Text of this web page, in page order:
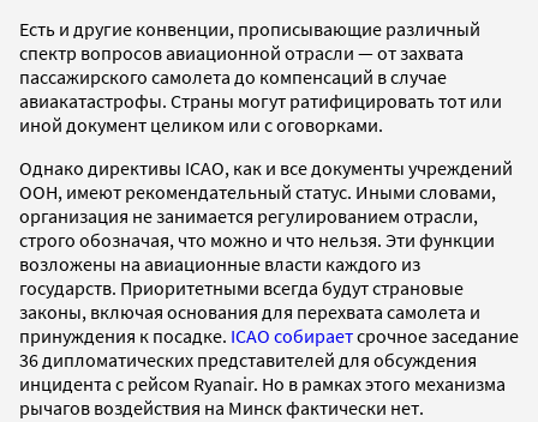
Есть и другие конвенции, прописывающие различный
спектр вопросов авиационной отрасли — от захвата
пассажирского самолета до компенсаций в случае
авиакатастрофы. Страны могут ратифицировать тот или
иной документ целиком или с оговорками.
Однако директивы ICAO, как и все документы учреждений
ООН, имеют рекомендательный статус. Иными словами,
организация не занимается регулированием отрасли,
строго обозначая, что можно и что нельзя. Эти функции
возложены на авиационные власти каждого из
государств. Приоритетными всегда будут страновые
законы, включая основания для перехвата самолета и
принуждения к посадке. ICAO собираетсрочное заседание
36 дипломатических представителей для обсуждения
инцидента с рейсом Ryanair. Но в рамках этого механизма
рычагов воздействия на Минск фактически нет.